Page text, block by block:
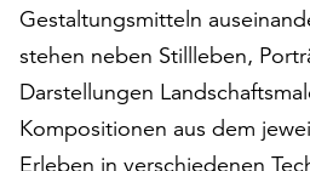
ändern
und
widerrufen.
Dafür
steht
Ihnen
Gestaltungsmitteln
stehen neben Stillleben,
Darstellungen
Kompositionen aus dem
Erleben in verschiedenen